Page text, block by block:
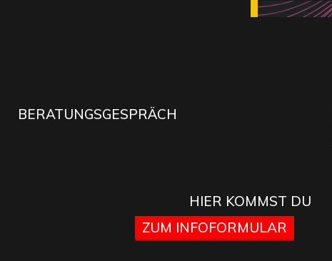
BERATUNGSGESPRÄCH
HIER KOMMST DU
ZUM INFOFORMULAR